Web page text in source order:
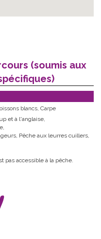
(soumis aux
blancs, Carpe
et à l'anglaise,
,
, Pêche aux leurres cuillers,
pas accessible à la pêche.